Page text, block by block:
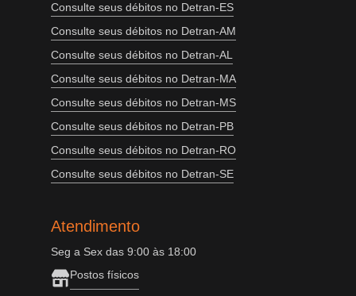
Consulte seus débitos no Detran-ES
Consulte seus débitos no Detran-AM
Consulte seus débitos no Detran-AL
Consulte seus débitos no Detran-MA
Consulte seus débitos no Detran-MS
Consulte seus débitos no Detran-PB
Consulte seus débitos no Detran-RO
Consulte seus débitos no Detran-SE
Atendimento
Seg a Sex das 9:00 às 18:00
Postos físicos